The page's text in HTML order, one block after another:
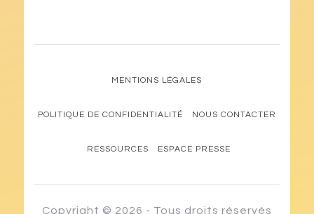
MENTIONS LÉGALES
POLITIQUE DE CONFIDENTIALITÉ NOUS CONTACTER
RESSOURCES ESPACE PRESSE
Copyright © 2026 - Tous droits réservés